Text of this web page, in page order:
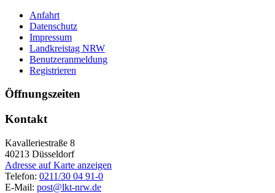
Anfahrt
Datenschutz
Impressum
Landkreistag NRW
Benutzeranmeldung
Registrieren
Öffnungszeiten
Kontakt
Kavalleriestraße 8
40213 Düsseldorf
Adresse auf Karte anzeigen
Telefon: 0211/30 04 91-0
E-Mail: post@lkt-nrw.de